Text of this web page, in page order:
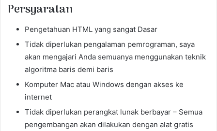
Persyaratan
Pengetahuan HTML yang sangat Dasar
Tidak diperlukan pengalaman pemrograman, saya
akan mengajari Anda semuanya menggunakan teknik
algoritma baris demi baris
Komputer Mac atau Windows dengan akses ke
internet
Tidak diperlukan perangkat lunak berbayar – Semua
pengembangan akan dilakukan dengan alat gratis